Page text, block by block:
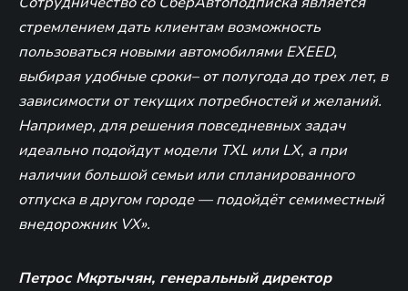
стремлением дать клиентам возможность
пользоваться новыми автомобилями EXEED,
выбирая удобные сроки– от полугода до трех лет, в
зависимости от текущих потребностей и желаний.
Например, для решения повседневных задач
идеально подойдут модели TXL или LХ, а при
наличии большой семьи или спланированного
отпуска в другом городе — подойдёт семиместный
внедорожник VX».
Петрос Мкртычян, генеральный директор